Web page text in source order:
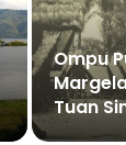
Ompu
Tuan
Anakna